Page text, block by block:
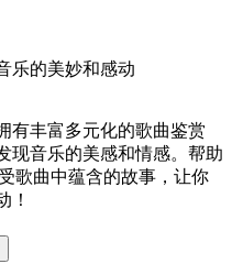
乐的美妙和感动
有丰富多元化的歌曲鉴赏
现音乐的美感和情感。帮助
歌曲中蕴含的故事，让你
！